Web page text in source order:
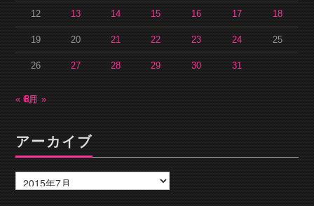
12 13 14 15 16 17 18
19 20 21 22 23 24 25
26 27 28 29 30 31
« 6月8月 »
アーカイブ
ー
カ